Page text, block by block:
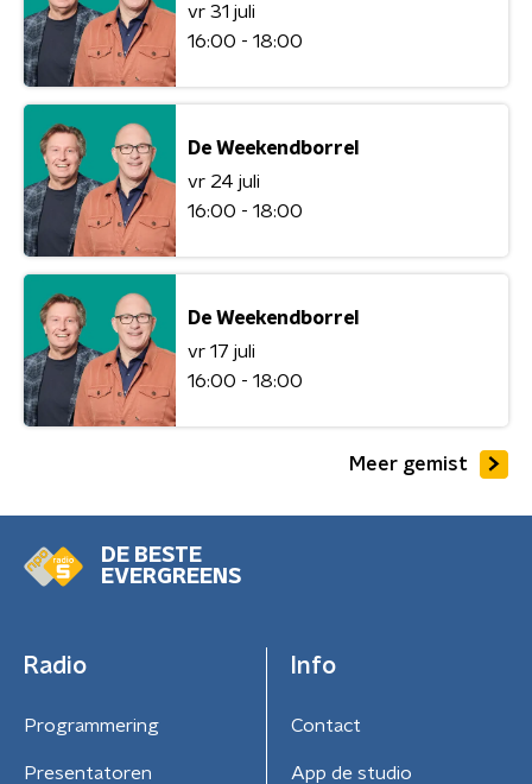
vr 31 juli
16:00 - 18:00
De Weekendborrel
vr 24 juli
16:00 - 18:00
De Weekendborrel
vr 17 juli
16:00 - 18:00
Meer gemist
DE BESTE
EVERGREENS
Radio
Programmering
Presentatoren
Info
Contact
App de studio